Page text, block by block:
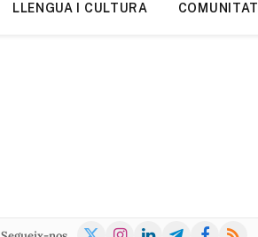
LLENGUA I CULTURA COMUNITAT
X
Instagram
LinkedInTelegramFacebook
RSS